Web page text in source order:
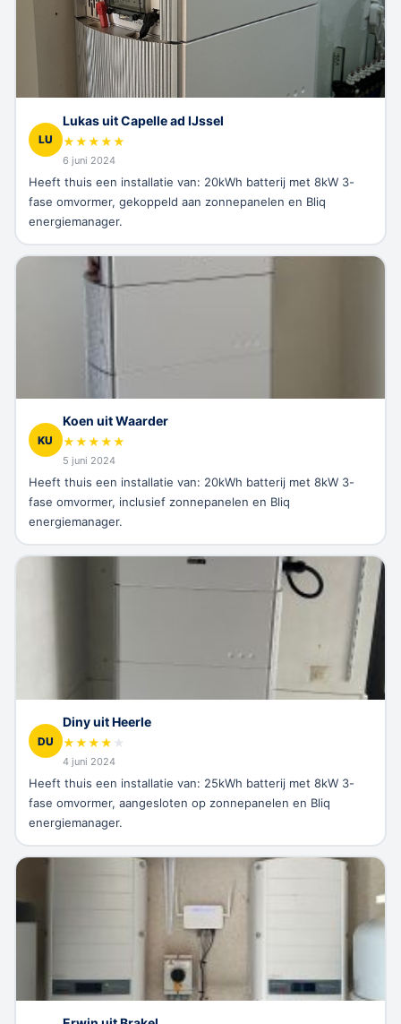
LU
Lukas uit Capelle ad IJssel
★★★★★
6 juni 2024
Heeft thuis een installatie van: 20kWh batterij met 8kW 3-
fase omvormer, gekoppeld aan zonnepanelen en Bliq
energiemanager.
KU
Koen uit Waarder
★★★★★
5 juni 2024
Heeft thuis een installatie van: 20kWh batterij met 8kW 3-
fase omvormer, inclusief zonnepanelen en Bliq
energiemanager.
DU
Diny uit Heerle
★★★★ ★
4 juni 2024
Heeft thuis een installatie van: 25kWh batterij met 8kW 3-
fase omvormer, aangesloten op zonnepanelen en Bliq
energiemanager.